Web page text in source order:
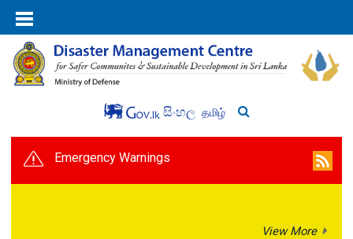
සිංහල தமிழ்
Emergency Warnings
View More